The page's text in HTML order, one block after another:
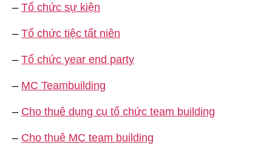
– Tổ chức sự kiện
– Tổ chức tiệc tất niên
– Tổ chức year end party
– MC Teambuilding
– Cho thuê dụng cụ tổ chức team building
– Cho thuê MC team building